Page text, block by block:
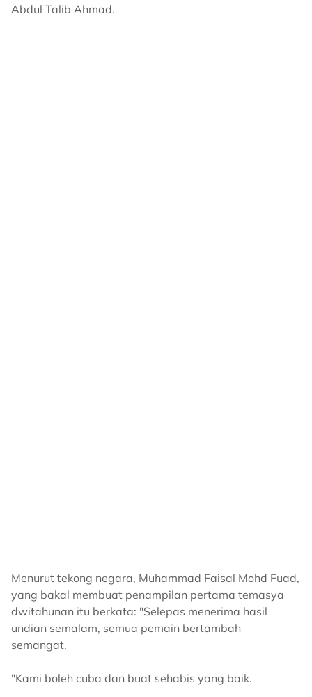
Abdul Talib Ahmad.
Menurut tekong negara, Muhammad Faisal Mohd Fuad,
yang bakal membuat penampilan pertama temasya
dwitahunan itu berkata: "Selepas menerima hasil
undian semalam, semua pemain bertambah
semangat.
"Kami boleh cuba dan buat sehabis yang baik.